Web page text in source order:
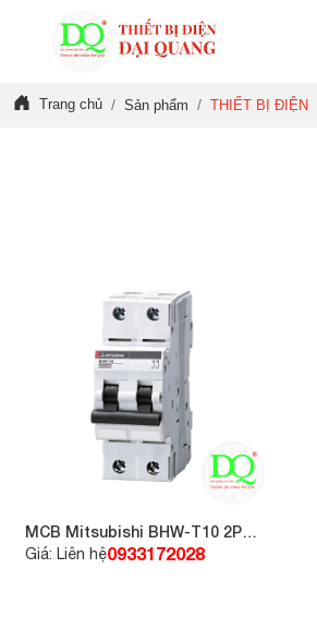
Trang chủ Sản phẩm THIẾT BỊ ĐIỆN
MCB Mitsubishi BHW-T10 2P
C50 F 10kA
Giá: Liên hệ0933172028